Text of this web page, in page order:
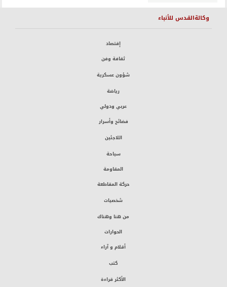
وكالةالقدس للأنباء
إقتصاد
ثقافة وفن
شؤون عسكرية
رياضة
عربي ودولي
فضائح وأسرار
اللاجئين
سياحة
المقاومة
حركة المقاطعة
شخصيات
من هنا وهناك
الحوارات
أقلام و آراء
كتب
الأكثر قراءة